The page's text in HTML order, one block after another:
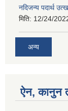
नदिजन्य पदार्थ
मिति: 12/24/
अन्य
ऐन, कानुन